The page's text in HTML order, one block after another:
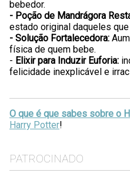
bebedor.
- Poção de Mandrágora
estado original daqueles
- Solução Fortalecedora:
física de quem bebe.
- Elixir para Induzir Euforia:
felicidade inexplicável e
O que é que sabes sobre o
Harry Potter!
PATROCINADO